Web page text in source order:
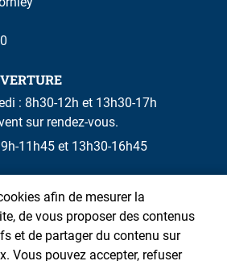
: 8h30-12h et 13h30-17h
sur rendez-vous.
11h45 et 13h30-16h45
afin de mesurer la
de vous proposer des contenus
et de partager du contenu sur
Vous pouvez accepter, refuser